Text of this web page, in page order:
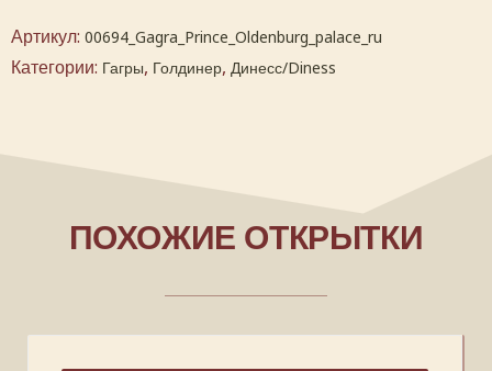
Артикул: 00694_Gagra_Prince_Oldenburg_palace_ru
Категории: Гагры, Голдинер, Динесс/Diness
ПОХОЖИЕ ОТКРЫТКИ